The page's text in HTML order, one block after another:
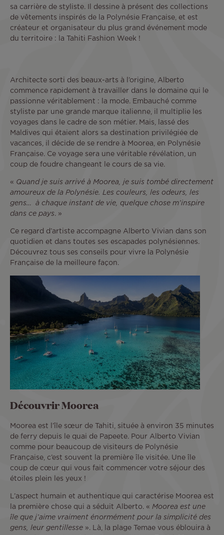
sa carrière de styliste. Il dessine à présent des collections
de vêtements inspirés de la Polynésie Française, et est
créateur et organisateur du plus grand événement mode
du territoire : la Tahiti Fashion Week !
Architecte sorti des beaux-arts à l’origine, Alberto
commence rapidement à travailler dans le domaine qui le
passionne véritablement : la mode. Embauché comme
styliste par une grande marque italienne, il multiplie les
voyages dans le cadre de son métier. Mais, lassé des
Maldives qui étaient alors sa destination privilégiée de
vacances, il décide de se rendre à Moorea, en Polynésie
Française. Ce voyage sera une véritable révélation, un
coup de foudre changeant le cours de sa vie.
« Quand je suis arrivé à Moorea, je suis tombé directement
amoureux de la Polynésie. Les couleurs, les odeurs, les
gens… à chaque instant de vie, quelque chose m’inspire
dans ce pays. »
Ce regard d’artiste accompagne Alberto Vivian dans son
quotidien et dans toutes ses escapades polynésiennes.
Découvrez tous ses conseils pour vivre la Polynésie
Française de la meilleure façon.
Découvrir Moorea
Moorea est l’île sœur de Tahiti, située à environ 35 minutes
de ferry depuis le quai de Papeete. Pour Alberto Vivian
comme pour beaucoup de visiteurs de Polynésie
Française, c’est souvent la première île visitée. Une île
coup de cœur qui vous fait commencer votre séjour des
étoiles plein les yeux !
L’aspect humain et authentique qui caractérise Moorea est
la première chose qui a séduit Alberto. « Moorea est une
île que j’aime vraiment énormément pour la simplicité des
gens, leur gentillesse ». Là, la plage Temae vous éblouira à